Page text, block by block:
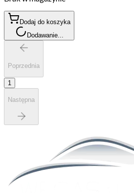
Dodaj do koszyka
Dodawanie...
Poprzednia
1
Następna